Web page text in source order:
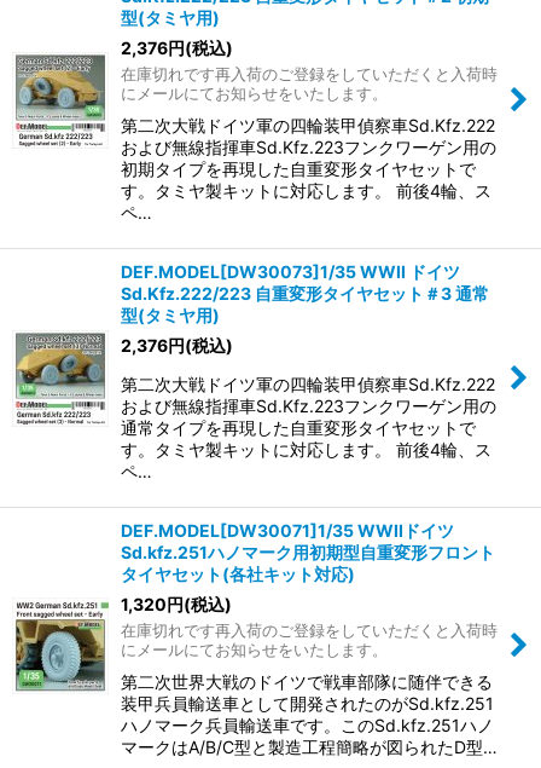
型(タミヤ用)
2,376円(税込)
在庫切れです再入荷のご登録をしていただくと入荷時
にメールにてお知らせをいたします。
第二次大戦ドイツ軍の四輪装甲偵察車Sd.Kfz.222
および無線指揮車Sd.Kfz.223フンクワーゲン用の
初期タイプを再現した自重変形タイヤセットで
す。タミヤ製キットに対応します。 前後4輪、ス
ペ…
DEF.MODEL[DW30073]1/35 WWII ドイツ
Sd.Kfz.222/223 自重変形タイヤセット＃3 通常
型(タミヤ用)
2,376円(税込)
第二次大戦ドイツ軍の四輪装甲偵察車Sd.Kfz.222
および無線指揮車Sd.Kfz.223フンクワーゲン用の
通常タイプを再現した自重変形タイヤセットで
す。タミヤ製キットに対応します。 前後4輪、ス
ペ…
DEF.MODEL[DW30071]1/35 WWIIドイツ
Sd.kfz.251ハノマーク用初期型自重変形フロント
タイヤセット(各社キット対応)
1,320円(税込)
在庫切れです再入荷のご登録をしていただくと入荷時
にメールにてお知らせをいたします。
第二次世界大戦のドイツで戦車部隊に随伴できる
装甲兵員輸送車として開発されたのがSd.kfz.251
ハノマーク兵員輸送車です。このSd.kfz.251ハノ
マークはA/B/C型と製造工程簡略が図られたD型…